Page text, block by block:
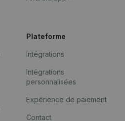
Plateforme
Intégrations
Intégrations
personnalisées
Expérience de paiement
Contact